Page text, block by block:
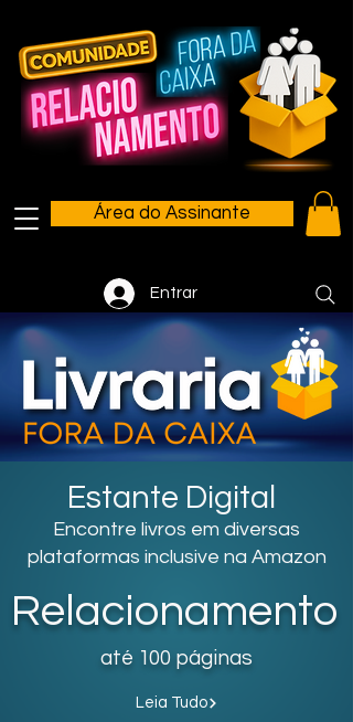
Área do Assinante
Entrar
Estante Digital
Encontre livros em diversas
plataformas inclusive na Amazon
Relacionamento
até 100 páginas
Leia Tudo